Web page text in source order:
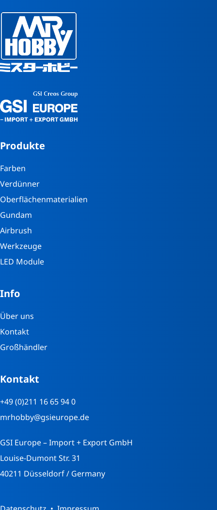
Produkte
Farben
Verdünner
Oberflächenmaterialien
Gundam
Airbrush
Werkzeuge
LED Module
Info
Über uns
Kontakt
Großhändler
Kontakt
+49 (0)211 16 65 94 0
mrhobby@gsieurope.de
GSI Europe – Import + Export GmbH
Louise-Dumont Str. 31
40211 Düsseldorf / Germany